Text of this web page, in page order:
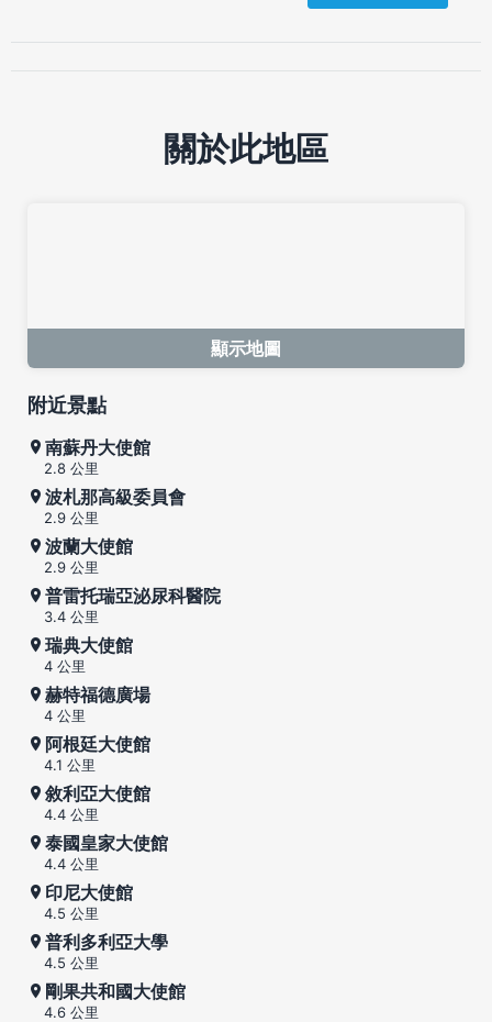
關於此地區
顯示地圖
附近景點
南蘇丹大使館
2.8 公里
波札那高級委員會
2.9 公里
波蘭大使館
2.9 公里
普雷托瑞亞泌尿科醫院
3.4 公里
瑞典大使館
4 公里
赫特福德廣場
4 公里
阿根廷大使館
4.1 公里
敘利亞大使館
4.4 公里
泰國皇家大使館
4.4 公里
印尼大使館
4.5 公里
普利多利亞大學
4.5 公里
剛果共和國大使館
4.6 公里